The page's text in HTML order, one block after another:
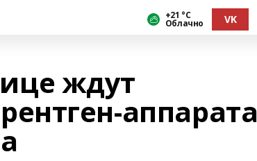
+21 °С
Облачно VK
ждут
аппарата